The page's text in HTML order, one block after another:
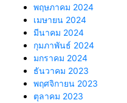
พฤษภาคม 2024
เมษายน 2024
มีนาคม 2024
กุมภาพันธ์ 2024
มกราคม 2024
ธันวาคม 2023
พฤศจิกายน 2023
ตุลาคม 2023